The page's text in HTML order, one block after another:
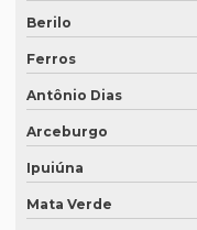
Quais documentos
Qual a diferença entre
juramentada?
Qual é a melhor
Qual é o preço da
Qual o preço de uma
Berilo
Ferros
Antônio Dias
Arceburgo
Ipuiúna
Mata Verde